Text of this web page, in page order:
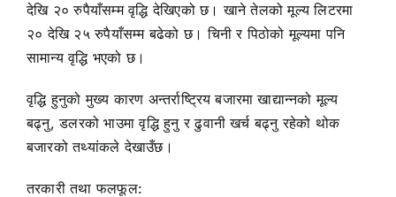
देखि २० रुपैयाँसम्म वृद्धि देखिएको छ। खाने तेलको मूल्य लिटरमा
२० देखि २५ रुपैयाँसम्म बढेको छ। चिनी र पिठोको मूल्यमा पनि
सामान्य वृद्धि भएको छ।
वृद्धि हुनुको मुख्य कारण अन्तर्राष्ट्रिय बजारमा खाद्यान्नको मूल्य
बढ्नु, डलरको भाउमा वृद्धि हुनु र ढुवानी खर्च बढ्नु रहेको थोक
बजारको तथ्यांकले देखाउँछ।
तरकारी तथा फलफूल: